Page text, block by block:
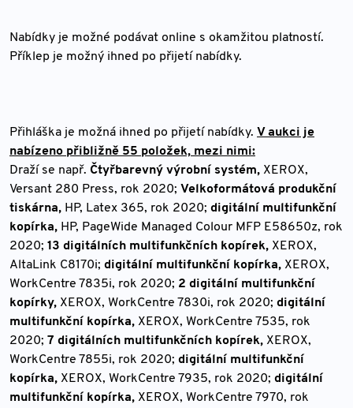
Nabídky je možné podávat online s okamžitou platností.
Příklep je možný ihned po přijetí nabídky.
Přihláška je možná ihned po přijetí nabídky. V aukci je
nabízeno přibližně 55 položek, mezi nimi:
Draží se např. Čtyřbarevný výrobní systém, XEROX,
Versant 280 Press, rok 2020; Velkoformátová produkční
tiskárna, HP, Latex 365, rok 2020; digitální multifunkční
kopírka, HP, PageWide Managed Colour MFP E58650z, rok
2020; 13 digitálních multifunkčních kopírek, XEROX,
AltaLink C8170i; digitální multifunkční kopírka, XEROX,
WorkCentre 7835i, rok 2020; 2 digitální multifunkční
kopírky, XEROX, WorkCentre 7830i, rok 2020; digitální
multifunkční kopírka, XEROX, WorkCentre 7535, rok
2020; 7 digitálních multifunkčních kopírek, XEROX,
WorkCentre 7855i, rok 2020; digitální multifunkční
kopírka, XEROX, WorkCentre 7935, rok 2020; digitální
multifunkční kopírka, XEROX, WorkCentre 7970, rok